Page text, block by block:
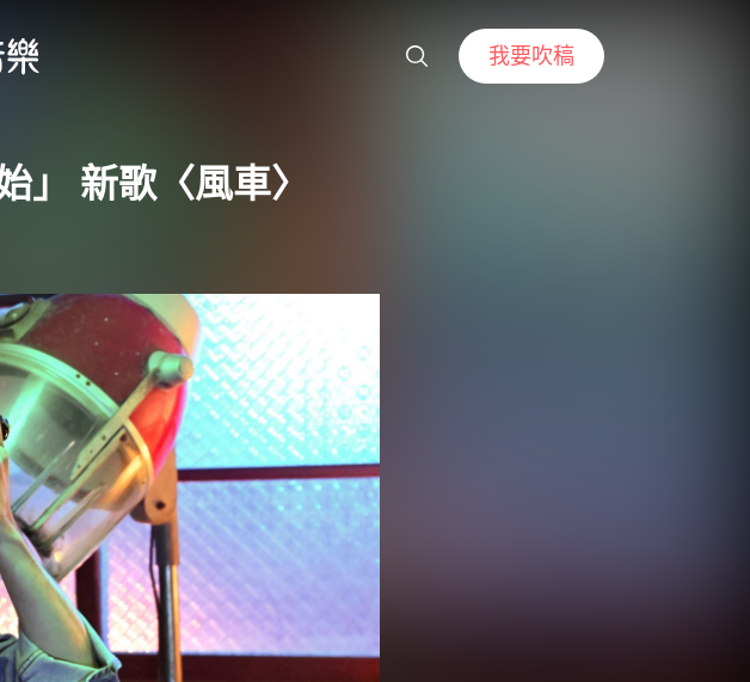
我要吹稿
」 新歌〈風車〉